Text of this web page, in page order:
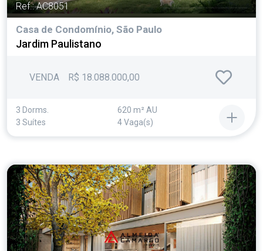
Ref.: AC8051
Casa de Condomínio, São Paulo
Jardim Paulistano
VENDA R$ 18.088.000,00
3 Dorms.
620 m² AU
3 Suítes
4 Vaga(s)